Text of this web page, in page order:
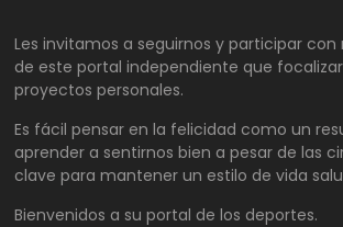
Les invitamos a seguirnos y participar
de este portal independiente que
proyectos personales.
Es fácil pensar en la felicidad como un
aprender a sentirnos bien a pesar de las
clave para mantener un estilo de vida
Bienvenidos a su portal de los deportes.